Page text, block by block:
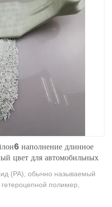
наполнение длинное
цвет для автомобильных
(PA), обычно называемый
полимер,